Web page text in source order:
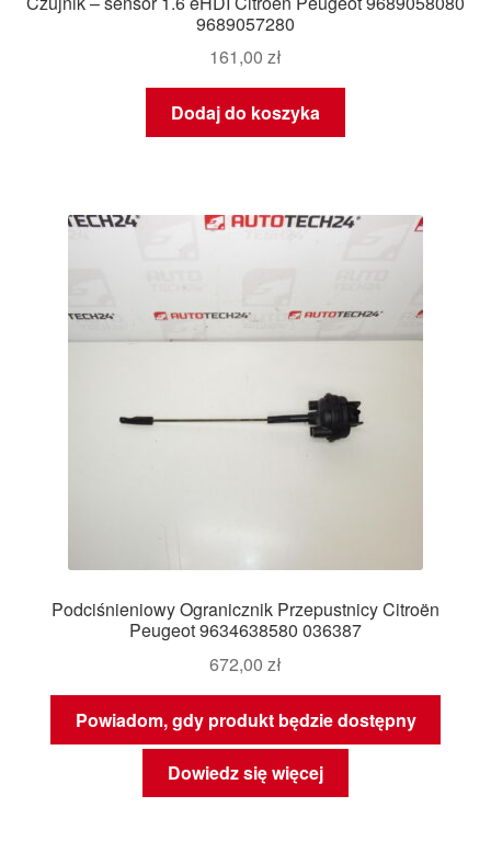
9689057280
161,00 zł
Dodaj do koszyka
Podciśnieniowy Ogranicznik Przepustnicy Citroën
Peugeot 9634638580 036387
672,00 zł
Powiadom, gdy produkt będzie dostępny
Dowiedz się więcej